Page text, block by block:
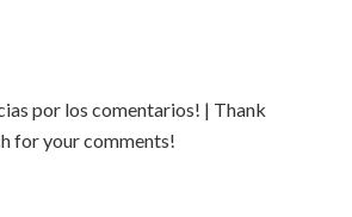
por los comentarios! | Thank
for your comments!